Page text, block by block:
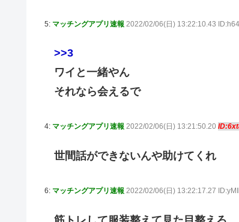
5: マッチングアプリ速報 2022/02/06(日) 13:22:10.43
>>3
ワイと一緒やん
それなら会えるで
4: マッチングアプリ速報 2022/02/06(日) 13:21:50.20
世間話ができないんや助けてくれ
6: マッチングアプリ速報 2022/02/06(日) 13:22:17.27